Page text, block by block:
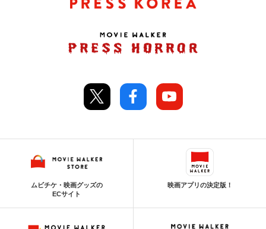
ムビチケ・映画グッズの
ECサイト
映画アプリの決定版！